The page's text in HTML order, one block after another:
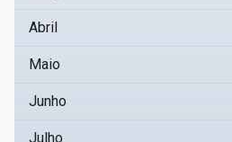
Abril
Maio
Junho
Julho